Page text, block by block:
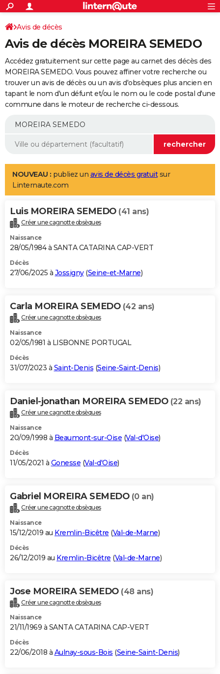
ACTUALITÉS
Politique
Société
Faits Divers
Education
Monde
Villes
+
SPORT
Coupe du monde 2026
Football
Tennis
Cyclisme
Rugby
Forum
Programme TV
TNT
Streaming
Cinéma
Sorties cinéma
Musique
+
FINANCE
Retraite
Epargne
Immobilier
Risques naturels par ville
Assurance
AUTO
Essais
Réserver un essai
Citadines
Berlines
SUV
Forum auto
+
Mobiles
Meilleur smartphone
Internet
Ordinateurs
Jeux vidéo
Guide high-tech
Aménagement intérieur
LIFESTYLE
Art de vivre
Bien-être
Loisirs
Mode
Modes de vie
Alimentation
Guide de la santé
Maladies
Médicaments
Sommeil
VOYAGE
Destinations
City break
Voyage nature
Voyage de noces
Forum
Climat
+PHOTO
GUIDES D'ACHAT
BONS PLANS
Carte de Noël
Carte Bonne année
Carte Saint-Valentin
Carte Pâques
Carte d'anniversaire
DICTIONNAIRE
Dictionnaire
Biographies
Citations
Expressions
Proverbes
PROGRAMME TV
S'inscrire
Se connecter
Lycées
Collèges
Primaires
Universités
Entreprises
Service militaire
Avis de recherche
AVIS DE DÉCÈS
Bricolage
Lifestyle
Culture
Sport
Auto
Television
Voyage
Cinema
Avis de décès
Avis de décès MOREIRA SEMEDO
Accédez gratuitement sur cette page au carnet des décès des
MOREIRA SEMEDO. Vous pouvez affiner votre recherche ou
trouver un avis de décès ou un avis d'obsèques plus ancien en
tapant le nom d'un défunt et/ou le nom ou le code postal d'une
commune dans le moteur de recherche ci-dessous.
NOUVEAU : publiez un avis de décès gratuitsur
Linternaute.com
Luis MOREIRA SEMEDO (41 ans)
Créer une cagnotte obsèques
Naissance
28/05/1984 à SANTA CATARINA CAP-VERT
Décès
27/06/2025 à Jossigny(Seine-et-Marne)
Carla MOREIRA SEMEDO (42 ans)
Créer une cagnotte obsèques
Naissance
02/05/1981 à LISBONNE PORTUGAL
Décès
31/07/2023 à Saint-Denis (Seine-Saint-Denis)
Daniel-jonathan MOREIRA SEMEDO (22 ans)
Créer une cagnotte obsèques
Naissance
20/09/1998 à Beaumont-sur-Oise (Val-d'Oise)
Décès
11/05/2021 à Gonesse (Val-d'Oise)
Gabriel MOREIRA SEMEDO (0 an)
Créer une cagnotte obsèques
Naissance
15/12/2019 au Kremlin-Bicêtre (Val-de-Marne)
Décès
26/12/2019 au Kremlin-Bicêtre (Val-de-Marne)
Jose MOREIRA SEMEDO (48 ans)
Créer une cagnotte obsèques
Naissance
21/11/1969 à SANTA CATARINA CAP-VERT
Décès
22/06/2018 à Aulnay-sous-Bois (Seine-Saint-Denis)